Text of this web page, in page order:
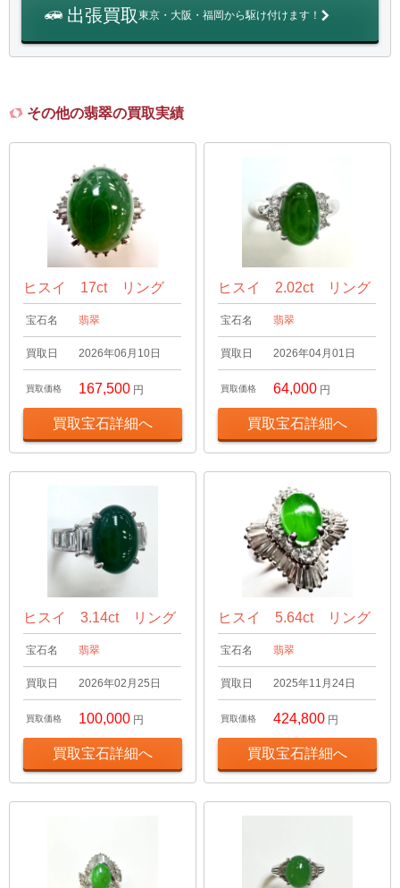
出張買取東京・大阪・福岡から駆け付けます！
その他の翡翠の買取実績
ヒスイ 17ct リング
宝石名 翡翠
買取日 2026年06月10日
買取価格 167,500 円
買取宝石詳細へ
ヒスイ 2.02ct リング
宝石名 翡翠
買取日 2026年04月01日
買取価格 64,000 円
買取宝石詳細へ
ヒスイ 3.14ct リング
宝石名 翡翠
買取日 2026年02月25日
買取価格 100,000 円
買取宝石詳細へ
ヒスイ 5.64ct リング
宝石名 翡翠
買取日 2025年11月24日
買取価格 424,800 円
買取宝石詳細へ